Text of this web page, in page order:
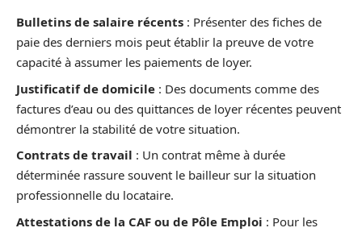
Bulletins de salaire récents : Présenter des fiches de
paie des derniers mois peut établir la preuve de votre
capacité à assumer les paiements de loyer.
Justificatif de domicile : Des documents comme des
factures d’eau ou des quittances de loyer récentes peuvent
démontrer la stabilité de votre situation.
Contrats de travail : Un contrat même à durée
déterminée rassure souvent le bailleur sur la situation
professionnelle du locataire.
Attestations de la CAF ou de Pôle Emploi : Pour les